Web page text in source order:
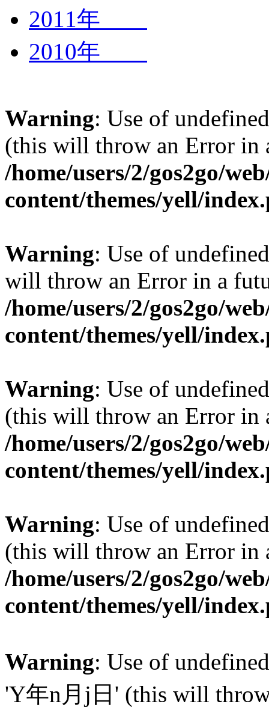
2011年
2010年
Warning: Use of
(this will throw an Error in
/home/users/2/gos2go/
content/themes/yell/
Warning: Use of
will throw an Error in a
/home/users/2/gos2go/
content/themes/yell/
Warning: Use of
(this will throw an Error in
/home/users/2/gos2go/
content/themes/yell/
Warning: Use of
(this will throw an Error in
/home/users/2/gos2go/
content/themes/yell/
Warning: Use of
'Y年n月j日' (this will